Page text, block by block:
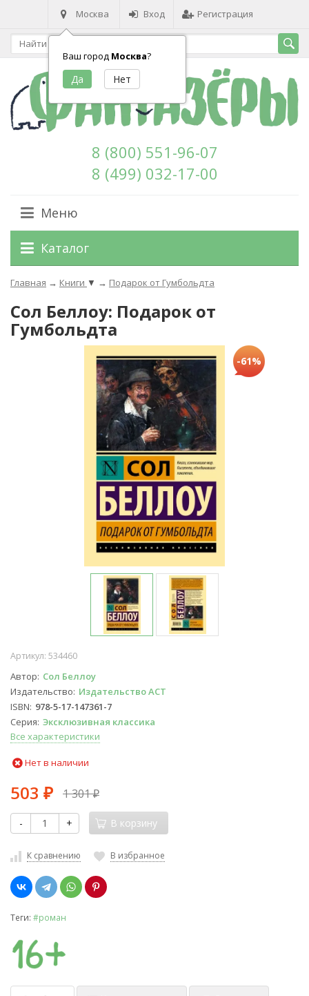
Москва
Ваш город Москва?
Вход Регистрация
8 (800) 551-96-07
8 (499) 032-17-00
Меню
Каталог
Главная → Книги ▼ → Подарок от Гумбольдта
Сол Беллоу: Подарок от
Гумбольдта
-61%
Артикул: 534460
Автор Сол Беллоу
Издательство Издательство АСТ
ISBN 978-5-17-147361-7
Серия Эксклюзивная классика
Все характеристики
Нет в наличии
503 ₽ 1 301₽
- + В корзину
К сравнению В избранное
Теги: #роман